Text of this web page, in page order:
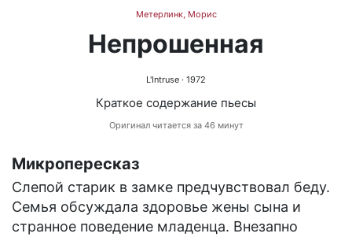
Метерлинк, Морис
Непрошенная
L'Intruse · 1972
Краткое содержание пьесы
Оригинал читается за 46 минут
Микропересказ
Слепой старик в замке предчувствовал беду.
Семья обсуждала здоровье жены сына и
странное поведение младенца. Внезапно